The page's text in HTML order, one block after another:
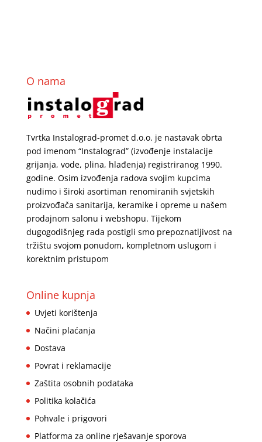
O nama
Tvrtka Instalograd-promet d.o.o. je nastavak obrta
pod imenom “Instalograd” (izvođenje instalacije
grijanja, vode, plina, hlađenja) registriranog 1990.
godine. Osim izvođenja radova svojim kupcima
nudimo i široki asortiman renomiranih svjetskih
proizvođača sanitarija, keramike i opreme u našem
prodajnom salonu i webshopu. Tijekom
dugogodišnjeg rada postigli smo prepoznatljivost na
tržištu svojom ponudom, kompletnom uslugom i
korektnim pristupom
Online kupnja
Uvjeti korištenja
Načini plaćanja
Dostava
Povrat i reklamacije
Zaštita osobnih podataka
Politika kolačića
Pohvale i prigovori
Platforma za online rješavanje sporova